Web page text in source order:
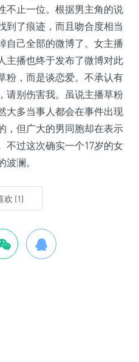
不止一位。根据男主角的说
到了痕迹，而且吻合度相当
自己全部的微博了。女主播
主播也终于发布了微博对此
粉，而是谈恋爱。不承认有
请别伤害我。虽说主播草粉
大多当事人都会在事件出现
，但广大的男同胞却在表示
不过这次确实一个17岁的女
澜。
欢 (1)